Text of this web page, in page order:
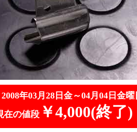
年03月28日金～04月04日金曜
在の値段 ￥4,000(終了)